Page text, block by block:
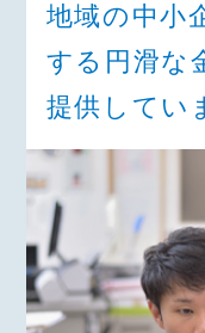
地域の中小
する円滑な
提供してい